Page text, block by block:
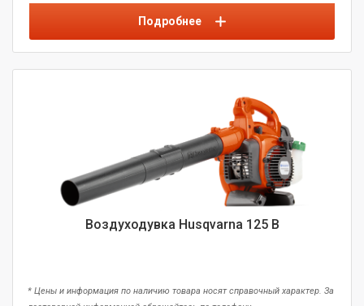
Подробнее
Воздуходувка Husqvarna 125 B
* Цены и информация по наличию товара носят справочный характер. За